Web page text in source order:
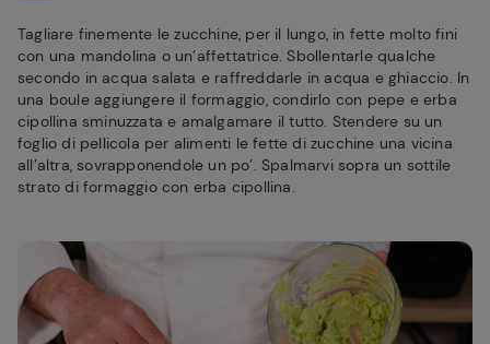
Tagliare finemente le zucchine, per il lungo, in fette molto fini
con una mandolina o un’affettatrice. Sbollentarle qualche
secondo in acqua salata e raffreddarle in acqua e ghiaccio. In
una boule aggiungere il formaggio, condirlo con pepe e erba
cipollina sminuzzata e amalgamare il tutto. Stendere su un
foglio di pellicola per alimenti le fette di zucchine una vicina
all’altra, sovrapponendole un po’. Spalmarvi sopra un sottile
strato di formaggio con erba cipollina.